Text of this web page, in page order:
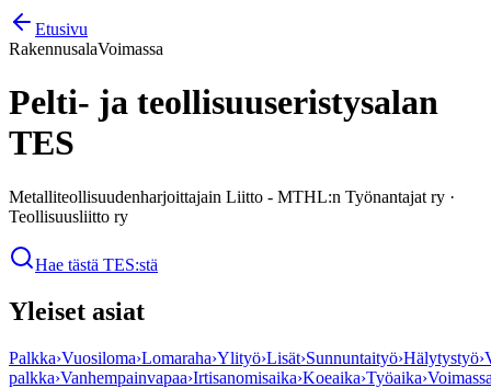
Etusivu
RakennusalaVoimassa
Pelti- ja teollisuuseristysalan
TES
Metalliteollisuudenharjoittajain Liitto - MTHL:n Työnantajat ry ·
Teollisuusliitto ry
Hae tästä TES:stä
Yleiset asiat
Palkka›Vuosiloma›Lomaraha›Ylityö›Lisät›Sunnuntaityö›Hälytystyö›
palkka›Vanhempainvapaa›Irtisanomisaika›Koeaika›Työaika›